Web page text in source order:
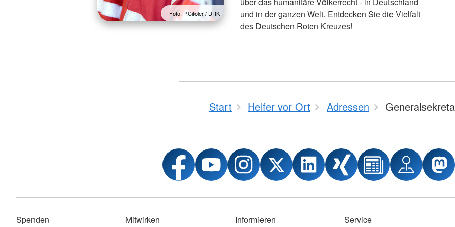
Foto: P.Citoler / DRK
und in der ganzen Welt. Entdecken Sie die Vielfalt
des Deutschen Roten Kreuzes!
Start Helfer vor Ort Adressen
Spenden Mitwirken Informieren Service